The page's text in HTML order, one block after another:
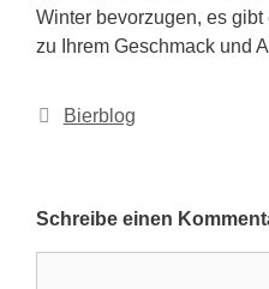
Winter bevorzugen, es gibt
zu Ihrem Geschmack und
Kategorien
Bierblog
Schreibe einen